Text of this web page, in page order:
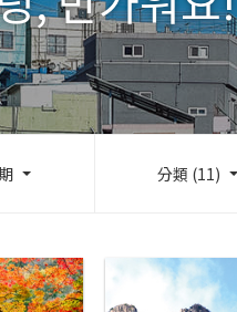
分類 (11)